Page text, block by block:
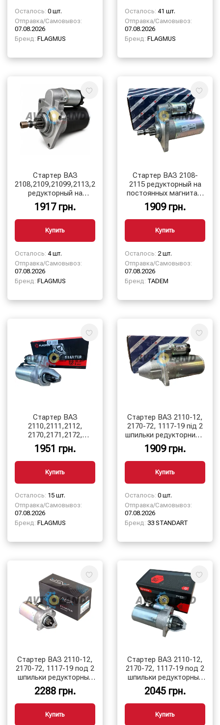
Осталось: 0 шт.
Отправка/Самовывоз:
07.08.2026
Бренд: FLAGMUS
Осталось: 41 шт.
Отправка/Самовывоз:
07.08.2026
Бренд: FLAGMUS
Стартер ВАЗ
2108,2109,21099,2113,2114,2115
редукторный на
постоянных магнитах,
12В, 1,55кВт
1917 грн.
Купить
Осталось: 4 шт.
Отправка/Самовывоз:
07.08.2026
Бренд: FLAGMUS
Стартер ВАЗ 2108-
2115 редукторный на
постоянных магнитах,
12В, 1,55кВт 33
STANDART
1909 грн.
Купить
Осталось: 2 шт.
Отправка/Самовывоз:
07.08.2026
Бренд: TADEM
Стартер ВАЗ
2110,2111,2112,
2170,2171,2172,
1117,1118,1119 под 2
шпильки редукторный
9 зубьев
1951 грн.
Купить
Осталось: 15 шт.
Отправка/Самовывоз:
07.08.2026
Бренд: FLAGMUS
Стартер ВАЗ 2110-12,
2170-72, 1117-19 під 2
шпильки редукторний 9
зуб. 33 STANDART
1909 грн.
Купить
Осталось: 0 шт.
Отправка/Самовывоз:
07.08.2026
Бренд: 33 STANDART
Стартер ВАЗ 2110-12,
2170-72, 1117-19 под 2
шпильки редукторный
11 зуб. с усиленной
КПП, ASR
2288 грн.
Купить
Стартер ВАЗ 2110-12,
2170-72, 1117-19 под 2
шпильки редукторный
11 зуб. с усиленной
КПП, Flagmus
2045 грн.
Купить